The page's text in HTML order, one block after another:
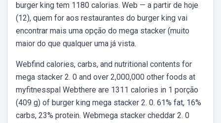
burger king tem 1180 calorias. Web — a partir de hoje
(12), quem for aos restaurantes do burger king vai
encontrar mais uma opção do mega stacker (muito
maior do que qualquer uma já vista.
Webfind calories, carbs, and nutritional contents for
mega stacker 2. 0 and over 2,000,000 other foods at
myfitnesspal Webthere are 1311 calories in 1 porção
(409 g) of burger king mega stacker 2. 0. 61% fat, 16%
carbs, 23% protein. Webmega stacker cheddar 2. 0